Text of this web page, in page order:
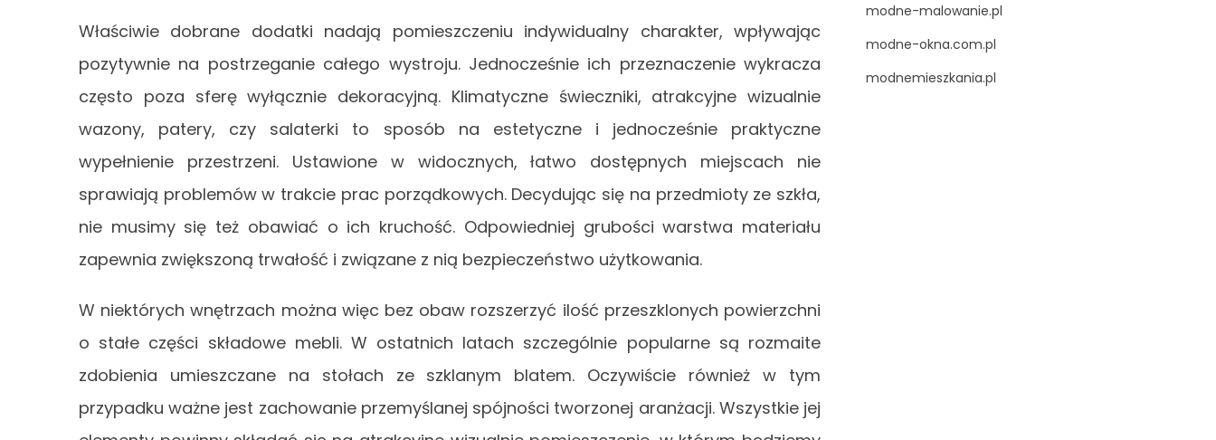
Właściwie dobrane dodatki nadają pomieszczeniu indywidualny charakter, wpływając
pozytywnie na postrzeganie całego wystroju. Jednocześnie ich przeznaczenie wykracza
często poza sferę wyłącznie dekoracyjną. Klimatyczne świeczniki, atrakcyjne wizualnie
wazony, patery, czy salaterki to sposób na estetyczne i jednocześnie praktyczne
wypełnienie przestrzeni. Ustawione w widocznych, łatwo dostępnych miejscach nie
sprawiają problemów w trakcie prac porządkowych. Decydując się na przedmioty ze szkła,
nie musimy się też obawiać o ich kruchość. Odpowiedniej grubości warstwa materiału
zapewnia zwiększoną trwałość i związane z nią bezpieczeństwo użytkowania.
W niektórych wnętrzach można więc bez obaw rozszerzyć ilość przeszklonych powierzchni
o stałe części składowe mebli. W ostatnich latach szczególnie popularne są rozmaite
zdobienia umieszczane na stołach ze szklanym blatem. Oczywiście również w tym
przypadku ważne jest zachowanie przemyślanej spójności tworzonej aranżacji. Wszystkie jej
modne-malowanie.pl
modne-okna.com.pl
modnemieszkania.pl